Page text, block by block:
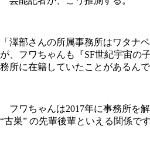
「澤部さんの所属事務所はワタナ
が、フワちゃんも『SF世紀宇宙の
務所に在籍していたことがあるんで
フワちゃんは2017年に事務所を
“古巣” の先輩後輩といえる関係です